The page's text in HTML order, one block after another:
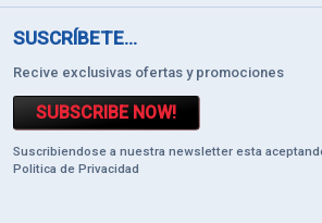
SUSCRÍBETE...
Recive exclusivas ofertas y promociones
SUBSCRIBE NOW!
Suscribiendose a nuestra newsletter esta
Politica de Privacidad